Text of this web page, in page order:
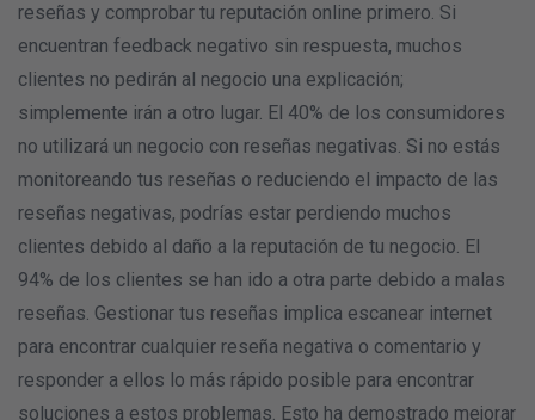
reseñas y comprobar tu reputación online primero. Si
encuentran feedback negativo sin respuesta, muchos
clientes no pedirán al negocio una explicación;
simplemente irán a otro lugar. El 40% de los consumidores
no utilizará un negocio con reseñas negativas. Si no estás
monitoreando tus reseñas o reduciendo el impacto de las
reseñas negativas, podrías estar perdiendo muchos
clientes debido al daño a la reputación de tu negocio. El
94% de los clientes se han ido a otra parte debido a malas
reseñas. Gestionar tus reseñas implica escanear internet
para encontrar cualquier reseña negativa o comentario y
responder a ellos lo más rápido posible para encontrar
soluciones a estos problemas. Esto ha demostrado mejorar